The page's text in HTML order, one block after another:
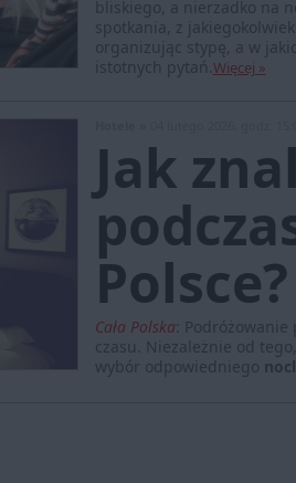
bliskiego, a nierzadko na
spotkania, z
organizując stypę, a w
istotnych pytań. Więcej »
Jak
Polsce?
Cała Polska
czasu. Niezależnie od
wybór odpowiedniego